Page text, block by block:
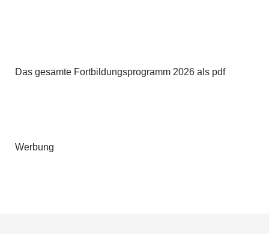
Das gesamte Fortbildungsprogramm 2026 als pdf
Werbung